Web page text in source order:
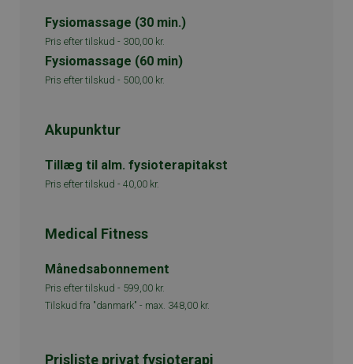
Fysiomassage (30 min.)
Pris efter tilskud - 300,00 kr.
Fysiomassage (60 min)
Pris efter tilskud - 500,00 kr.
Akupunktur
Tillæg til alm. fysioterapitakst
Pris efter tilskud - 40,00 kr.
Medical Fitness
Månedsabonnement
Pris efter tilskud - 599,00 kr.
Tilskud fra "danmark" - max. 348,00 kr.
Prisliste privat fysioterapi